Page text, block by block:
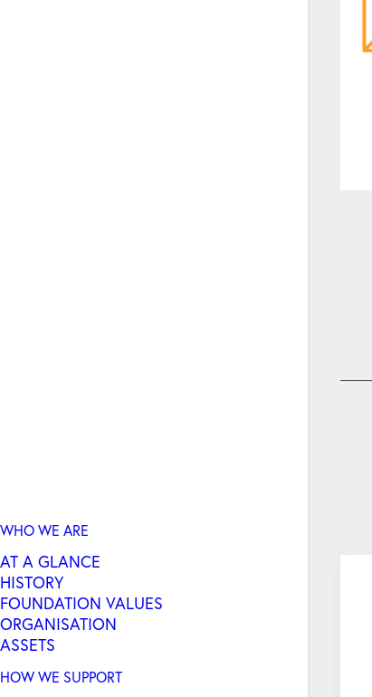
WHO WE ARE
AT A GLANCE
HISTORY
FOUNDATION VALUES
ORGANISATION
ASSETS
HOW WE SUPPORT